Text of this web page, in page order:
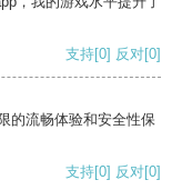
支持[0] 反对[0]
的流畅体验和安全性保
支持[0] 反对[0]